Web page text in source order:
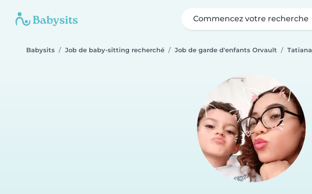
Commencez votre recherche
Babysits Job de baby-sitting recherché Job de garde d'enfants Orvault Tatiana